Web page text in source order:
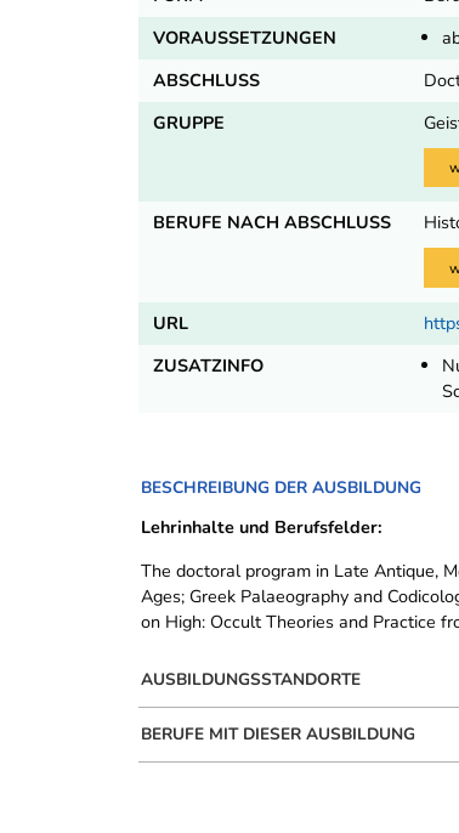
VORAUSSETZUNGEN
ABSCHLUSS
GRUPPE
BERUFE NACH ABSCHLUSS
URL
ZUSATZINFO
BESCHREIBUNG DER AUSBILDUNG
Lehrinhalte und Berufsfelder:
The doctoral program in Late Antique,
Ages; Greek Palaeography and
on High: Occult Theories and Practice
AUSBILDUNGSSTANDORTE
BERUFE MIT DIESER AUSBILDUNG